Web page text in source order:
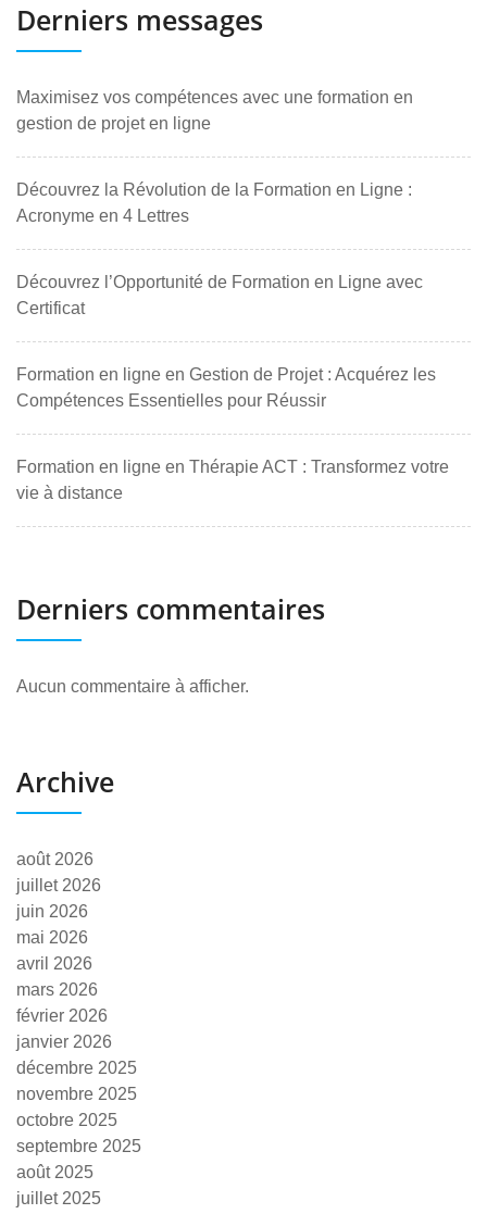
Derniers messages
Maximisez vos compétences avec une formation en
gestion de projet en ligne
Découvrez la Révolution de la Formation en Ligne :
Acronyme en 4 Lettres
Découvrez l’Opportunité de Formation en Ligne avec
Certificat
Formation en ligne en Gestion de Projet : Acquérez les
Compétences Essentielles pour Réussir
Formation en ligne en Thérapie ACT : Transformez votre
vie à distance
Derniers commentaires
Aucun commentaire à afficher.
Archive
août 2026
juillet 2026
juin 2026
mai 2026
avril 2026
mars 2026
février 2026
janvier 2026
décembre 2025
novembre 2025
octobre 2025
septembre 2025
août 2025
juillet 2025